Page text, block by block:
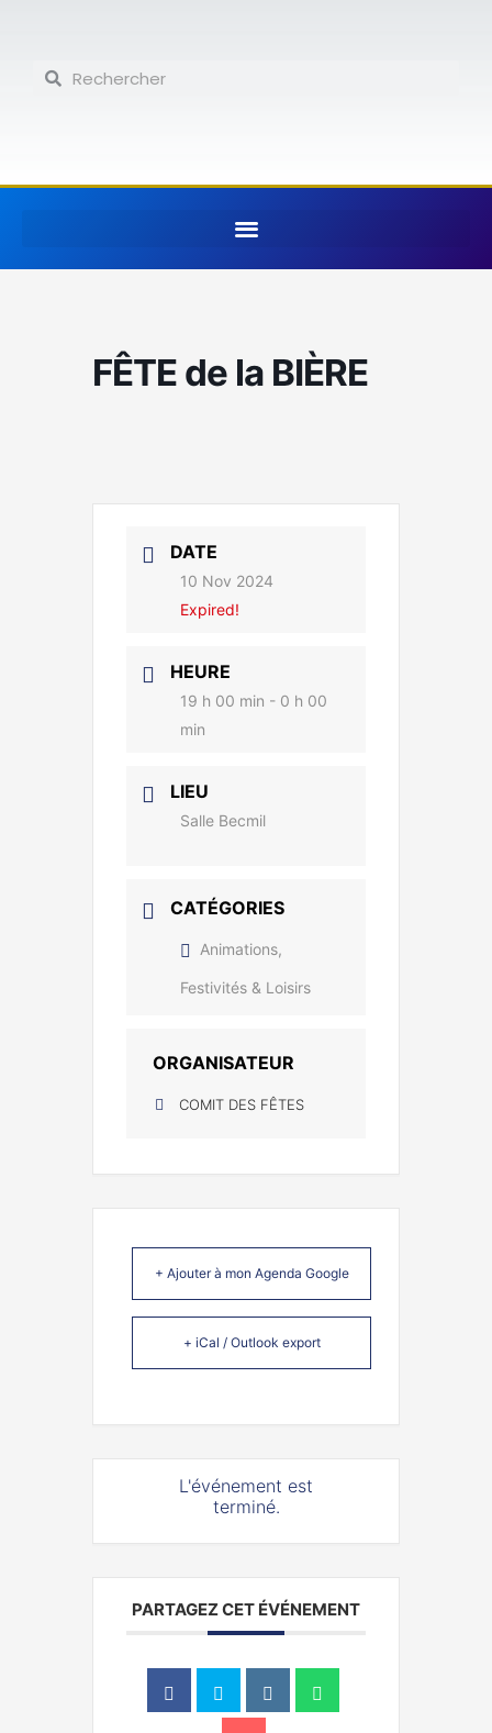
contenuRechercher
Rechercher
FÊTE de la BIÈRE
DATE
10 Nov 2024
Expired!
HEURE
19 h 00 min - 0 h 00
min
LIEU
Salle Becmil
CATÉGORIES
Animations,
Festivités & Loisirs
ORGANISATEUR
COMIT DES FÊTES
+ Ajouter à mon Agenda Google
+ iCal / Outlook export
L'événement est
terminé.
PARTAGEZ CET ÉVÉNEMENT